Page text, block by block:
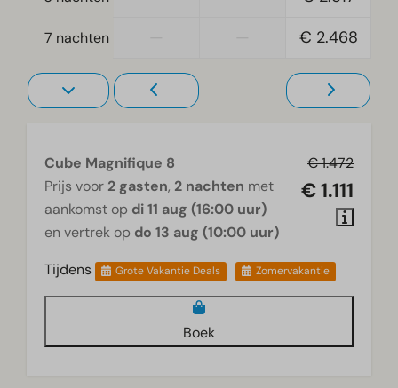
7 nachten € 2.468
€ 1.472
€ 1.111
Cube Magnifique 8
Prijs voor 2 gasten, 2 nachten met
aankomst op di 11 aug (16:00 uur)
en vertrek op do 13 aug (10:00 uur)
Tijdens
Grote Vakantie Deals Zomervakantie
Boek